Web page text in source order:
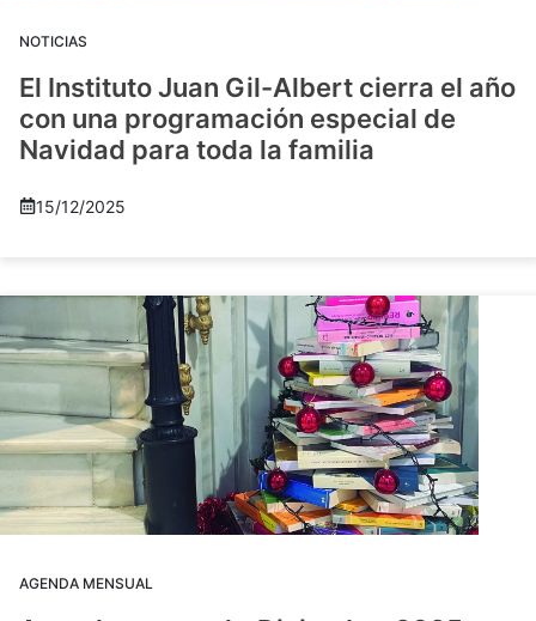
NOTICIAS
El Instituto Juan Gil-Albert cierra el año
con una programación especial de
Navidad para toda la familia
15/12/2025
AGENDA MENSUAL